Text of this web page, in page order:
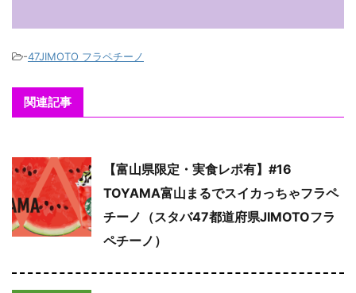
-47JIMOTO フラペチーノ
関連記事
【富山県限定・実食レポ有】#16
TOYAMA富山まるでスイカっちゃフラペ
チーノ（スタバ47都道府県JIMOTOフラ
ペチーノ）